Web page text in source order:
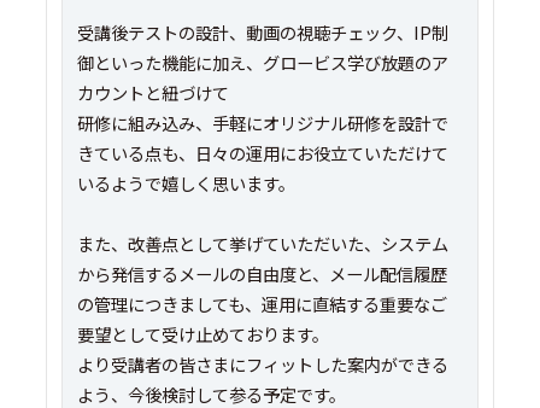
受講後テストの設計、動画の視聴チェック、IP制
御といった機能に加え、グロービス学び放題のア
カウントと紐づけて
研修に組み込み、手軽にオリジナル研修を設計で
きている点も、日々の運用にお役立ていただけて
いるようで嬉しく思います。
また、改善点として挙げていただいた、システム
から発信するメールの自由度と、メール配信履歴
の管理につきましても、運用に直結する重要なご
要望として受け止めております。
より受講者の皆さまにフィットした案内ができる
よう、今後検討して参る予定です。